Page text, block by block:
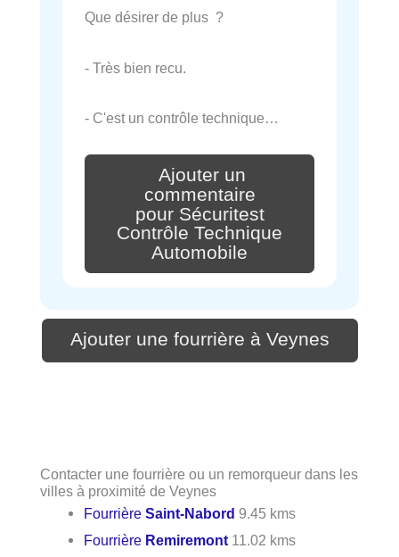
Que désirer de plus ?
- Très bien recu.
- C'est un contrôle technique…
Ajouter un
commentaire
pour Sécuritest
Contrôle Technique
Automobile
Ajouter une fourrière à Veynes
Contacter une fourrière ou un remorqueur dans les
villes à proximité de Veynes
FourrièreSaint-Nabord 9.45 kms
Fourrière Remiremont 11.02 kms